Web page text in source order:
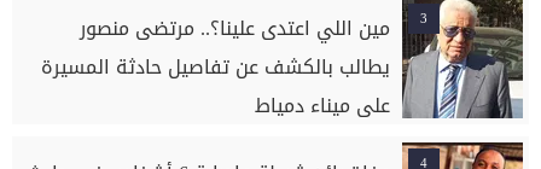
3
مين اللي اعتدى علينا؟.. مرتضى منصور
يطالب بالكشف عن تفاصيل حادثة المسيرة
على ميناء دمياط
4